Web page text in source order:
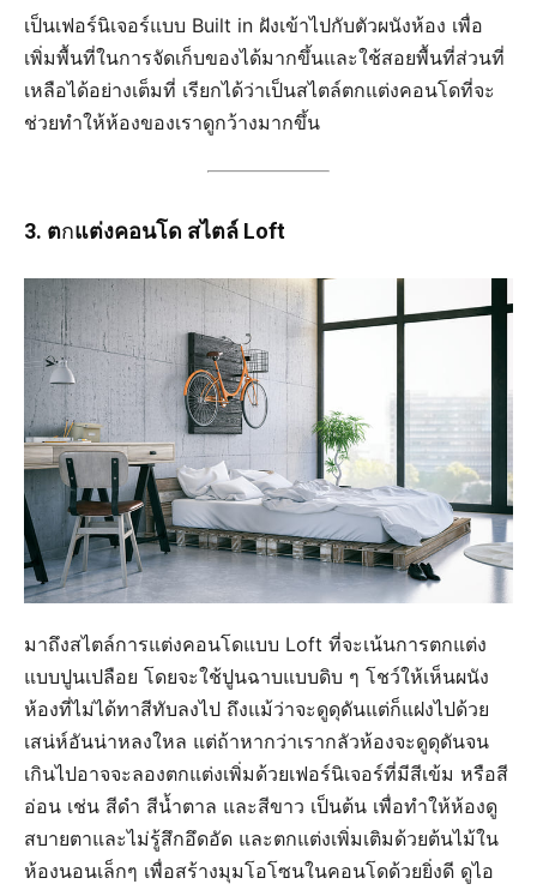
เป็นเฟอร์นิเจอร์แบบ Built in ฝังเข้าไปกับตัวผนังห้อง เพื่อ
เพิ่มพื้นที่ในการจัดเก็บของได้มากขึ้นและใช้สอยพื้นที่ส่วนที่
เหลือได้อย่างเต็มที่ เรียกได้ว่าเป็นสไตล์ตกแต่งคอนโดที่จะ
ช่วยทำให้ห้องของเราดูกว้างมากขึ้น
3. ตกแต่งคอนโด สไตล์ Loft
มาถึงสไตล์การแต่งคอนโดแบบ Loft ที่จะเน้นการตกแต่ง
แบบปูนเปลือย โดยจะใช้ปูนฉาบแบบดิบ ๆ โชว์ให้เห็นผนัง
ห้องที่ไม่ได้ทาสีทับลงไป ถึงแม้ว่าจะดูดุดันแต่ก็แฝงไปด้วย
เสน่ห์อันน่าหลงใหล แต่ถ้าหากว่าเรากลัวห้องจะดูดุดันจน
เกินไปอาจจะลองตกแต่งเพิ่มด้วยเฟอร์นิเจอร์ที่มีสีเข้ม หรือสี
อ่อน เช่น สีดำ สีน้ำตาล และสีขาว เป็นต้น เพื่อทำให้ห้องดู
สบายตาและไม่รู้สึกอึดอัด และตกแต่งเพิ่มเติมด้วยต้นไม้ใน
ห้องนอนเล็กๆ เพื่อสร้างมุมโอโซนในคอนโดด้วยยิ่งดี ดูไอ